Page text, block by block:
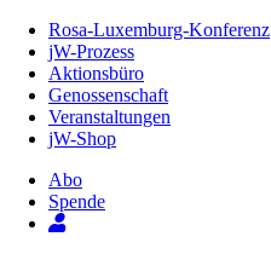
Inhalt
Seite
Rosa-Luxemburg-Konferenz
jW-Prozess
Aktionsbüro
Genossenschaft
Veranstaltungen
jW-Shop
Abo
Spende